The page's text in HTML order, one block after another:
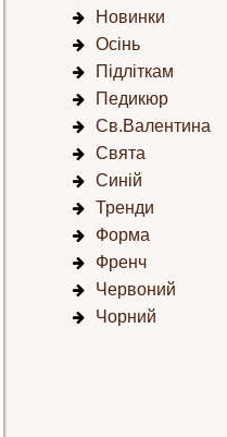
Новинки
Осінь
Підліткам
Педикюр
Св.Валентина
Свята
Синій
Тренди
Форма
Френч
Червоний
Чорний